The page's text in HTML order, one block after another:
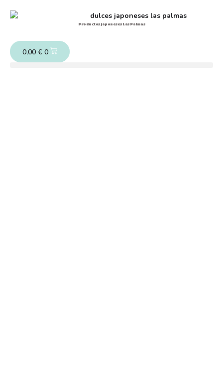
Productos japoneses Las Palmas
0,00 € 0